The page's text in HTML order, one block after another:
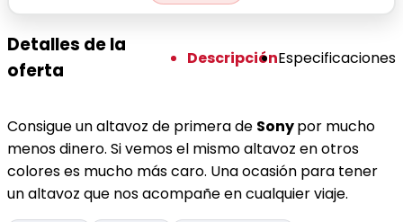
Detalles de la
oferta
DescripciónEspecificaciones
Consigue un altavoz de primera de Sonypor mucho
menos dinero. Si vemos el mismo altavoz en otros
colores es mucho más caro. Una ocasión para tener
un altavoz que nos acompañe en cualquier viaje.